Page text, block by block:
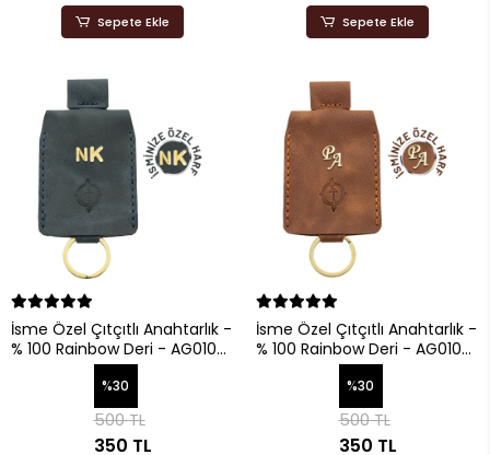
Sepete Ekle Sepete Ekle
İsme Özel Çıtçıtlı Anahtarlık -
% 100 Rainbow Deri - AG01001
%30
500 TL
350 TL
İsme Özel Çıtçıtlı Anahtarlık -
% 100 Rainbow Deri - AG01001
- Kahverengi
%30
500 TL
350 TL